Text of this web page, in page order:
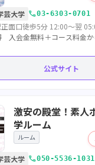
芸大学 call03-6303-0701
面口徒歩5分 12:00～翌
入会金無料＋コース料金
公式サイト
激安の殿堂！素
学ルーム
ルーム
芸大学 call050-5536-1031